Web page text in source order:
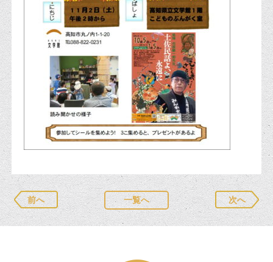
前へ 一覧へ 次へ